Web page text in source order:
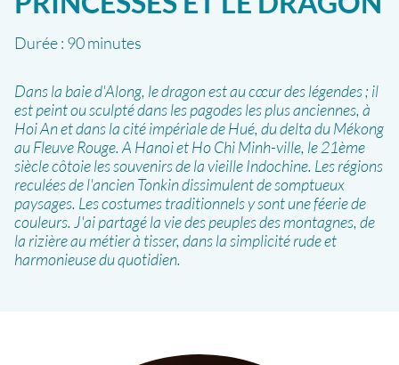
Durée : 90 minutes
Dans la baie d'Along, le dragon est au cœur des légendes ; il
est peint ou sculpté dans les pagodes les plus anciennes, à
Hoi An et dans la cité impériale de Hué, du delta du Mékong
au Fleuve Rouge. A Hanoi et Ho Chi Minh-ville, le 21ème
siècle côtoie les souvenirs de la vieille Indochine. Les régions
reculées de l'ancien Tonkin dissimulent de somptueux
paysages. Les costumes traditionnels y sont une féerie de
couleurs. J'ai partagé la vie des peuples des montagnes, de
la rizière au métier à tisser, dans la simplicité rude et
harmonieuse du quotidien.